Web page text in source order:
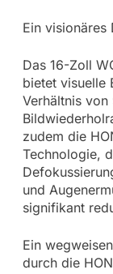
Ein visionäres
Das 16-Zoll
bietet visuelle
Verhältnis
zudem die
Technologie,
und
signifikant
Ein
durch die